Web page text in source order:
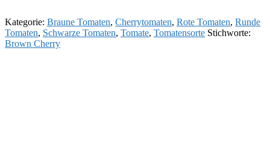
Kategorie: Braune Tomaten, Cherrytomaten, Rote Tomaten, Runde
Tomaten, Schwarze Tomaten, Tomate, Tomatensorte Stichworte:
Brown Cherry